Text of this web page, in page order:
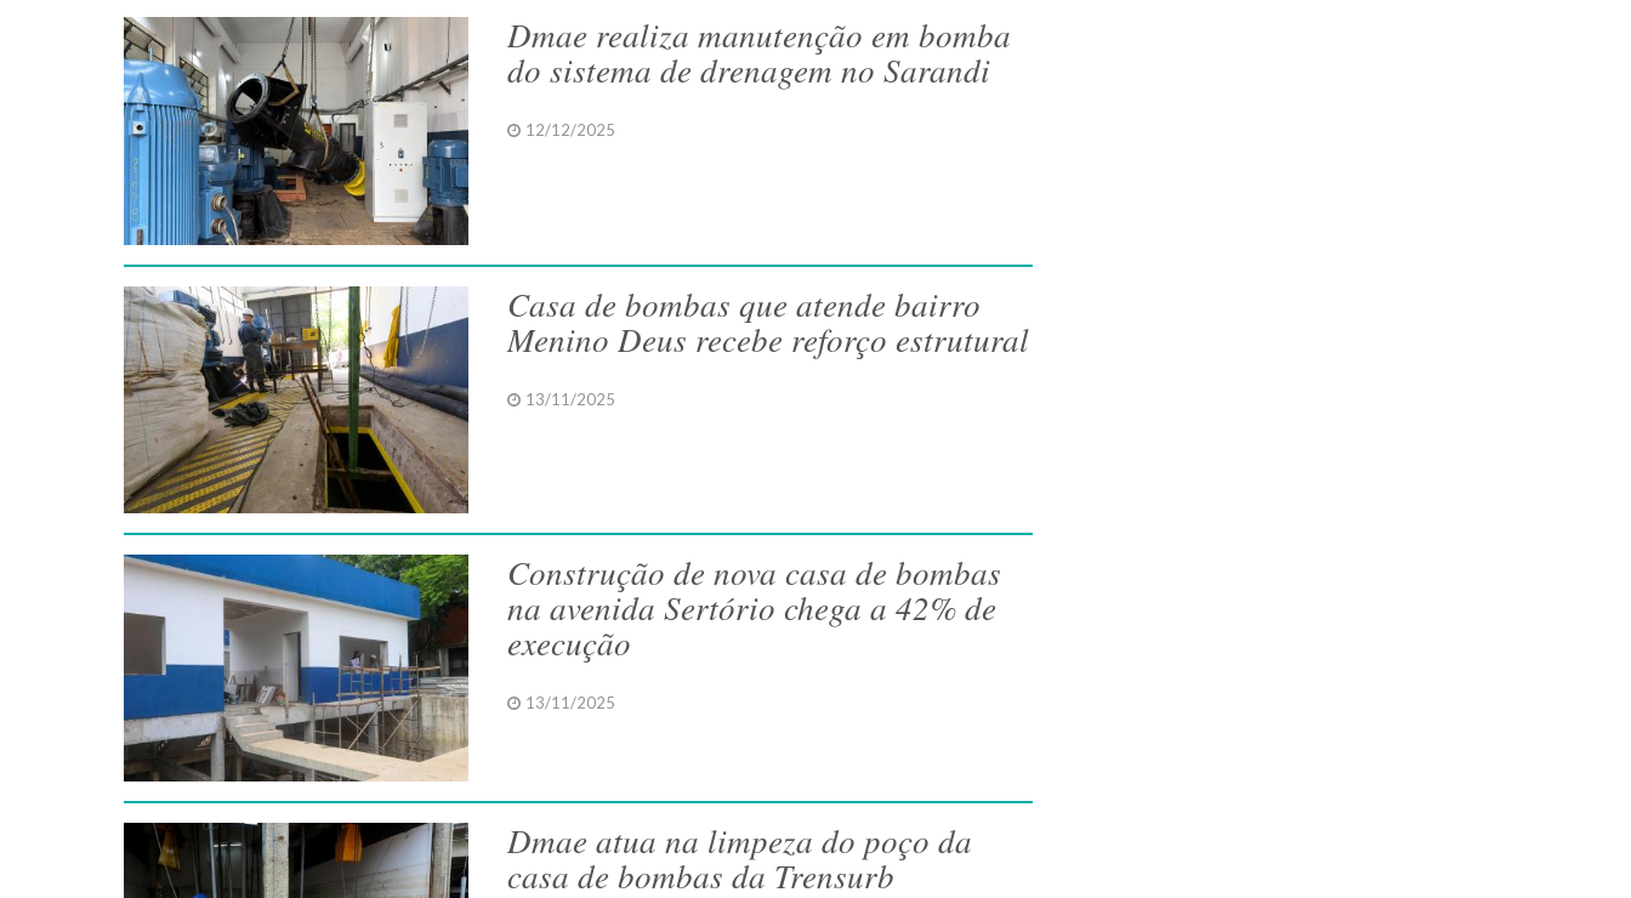
Dmae realiza manutenção em bomba
do sistema de drenagem no Sarandi
12/12/2025
Casa de bombas que atende bairro
Menino Deus recebe reforço estrutural
13/11/2025
Construção de nova casa de bombas
na avenida Sertório chega a 42% de
execução
13/11/2025
Dmae atua na limpeza do poço da
casa de bombas da Trensurb